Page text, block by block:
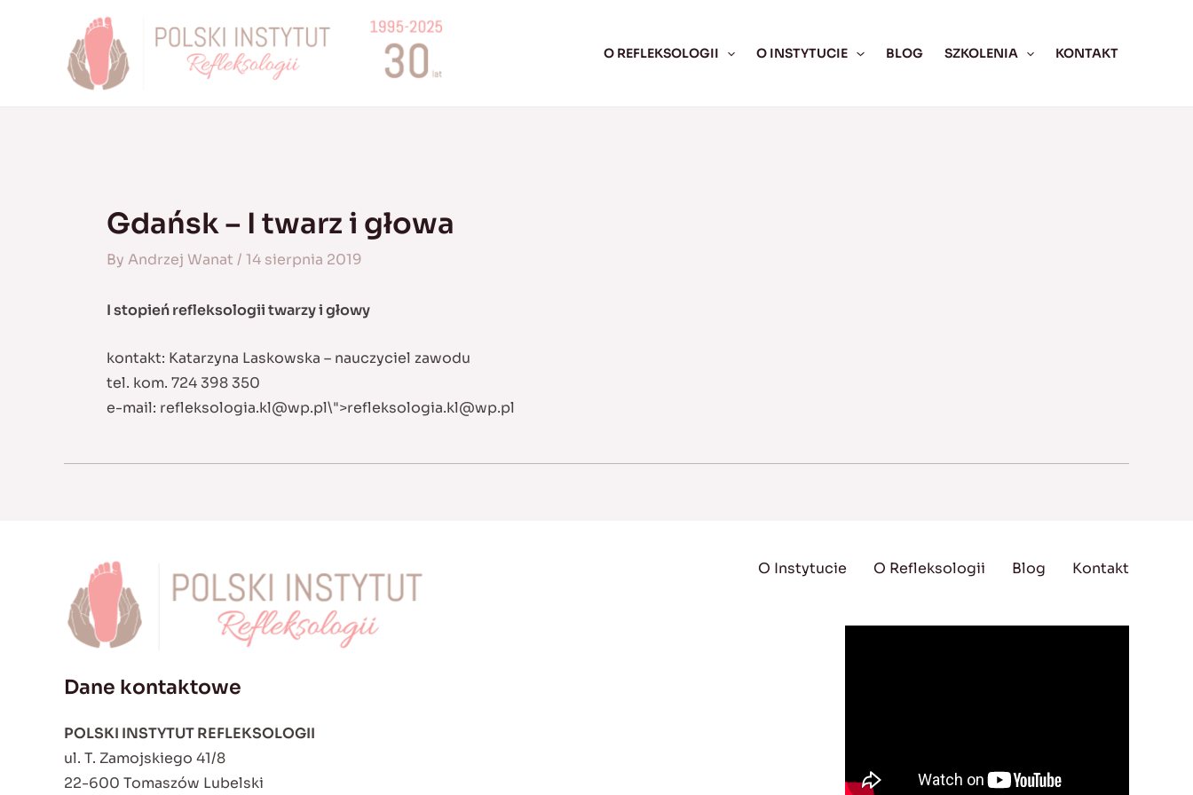
O REFLEKSOLOGII O INSTYTUCIE BLOG SZKOLENIA KONTAKT
Gdańsk – I twarz i głowa
By Andrzej Wanat / 14 sierpnia 2019
I stopień refleksologii twarzy i głowy
kontakt: Katarzyna Laskowska – nauczyciel zawodu
tel. kom. 724 398 350
e-mail: refleksologia.kl@wp.pl\">refleksologia.kl@wp.pl
Dane kontaktowe
POLSKI INSTYTUT REFLEKSOLOGII
ul. T. Zamojskiego 41/8
22-600 Tomaszów Lubelski
O Instytucie O Refleksologii Blog Kontakt